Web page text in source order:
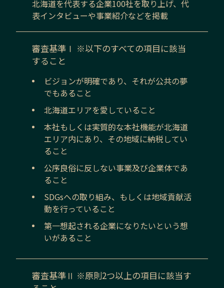
北海道を代表する企業100社を取り上げ、代
表インタビューや事業紹介などを掲載
審査基準Ⅰ ※以下のすべての項目に該当
すること
ビジョンが明確であり、それが公共の夢
でもあること
北海道エリアを愛していること
本社もしくは実質的な本社機能が北海道
エリア内にあり、その地域に納税してい
ること
公序良俗に反しない事業及び企業体であ
ること
SDGsへの取り組み、もしくは地域貢献活
動を行っていること
第一想起される企業になりたいという想
いがあること
審査基準Ⅱ ※原則2つ以上の項目に該当す